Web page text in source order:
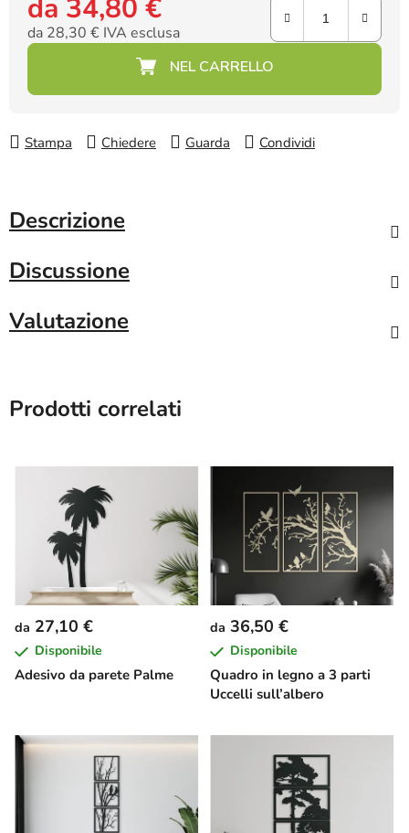
da 34,80 €
da 28,30 € IVA esclusa
Prezzo della misura:
Stampa Chiedere Guarda Condividi
Descrizione
Discussione
Valutazione
Prodotti correlati
Adesivo da parete Palme
da 27,10 €
Disponibile
Quadro in legno a 3 parti
Uccelli sull’albero
da 36,50 €
Disponibile